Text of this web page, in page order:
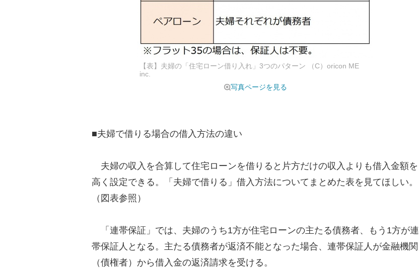
【表】夫婦の「住宅ローン借り入れ」3つのパターン （C）oricon ME
inc.
写真ページを見る
■夫婦で借りる場合の借入方法の違い
夫婦の収入を合算して住宅ローンを借りると片方だけの収入よりも借入金額を
高く設定できる。「夫婦で借りる」借入方法についてまとめた表を見てほしい。
（図表参照）
「連帯保証」では、夫婦のうち1方が住宅ローンの主たる債務者、もう1方が連
帯保証人となる。主たる債務者が返済不能となった場合、連帯保証人が金融機関
（債権者）から借入金の返済請求を受ける。